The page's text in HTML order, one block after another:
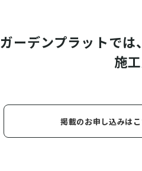
ガーデンプラットで
施
掲載のお申し込みは